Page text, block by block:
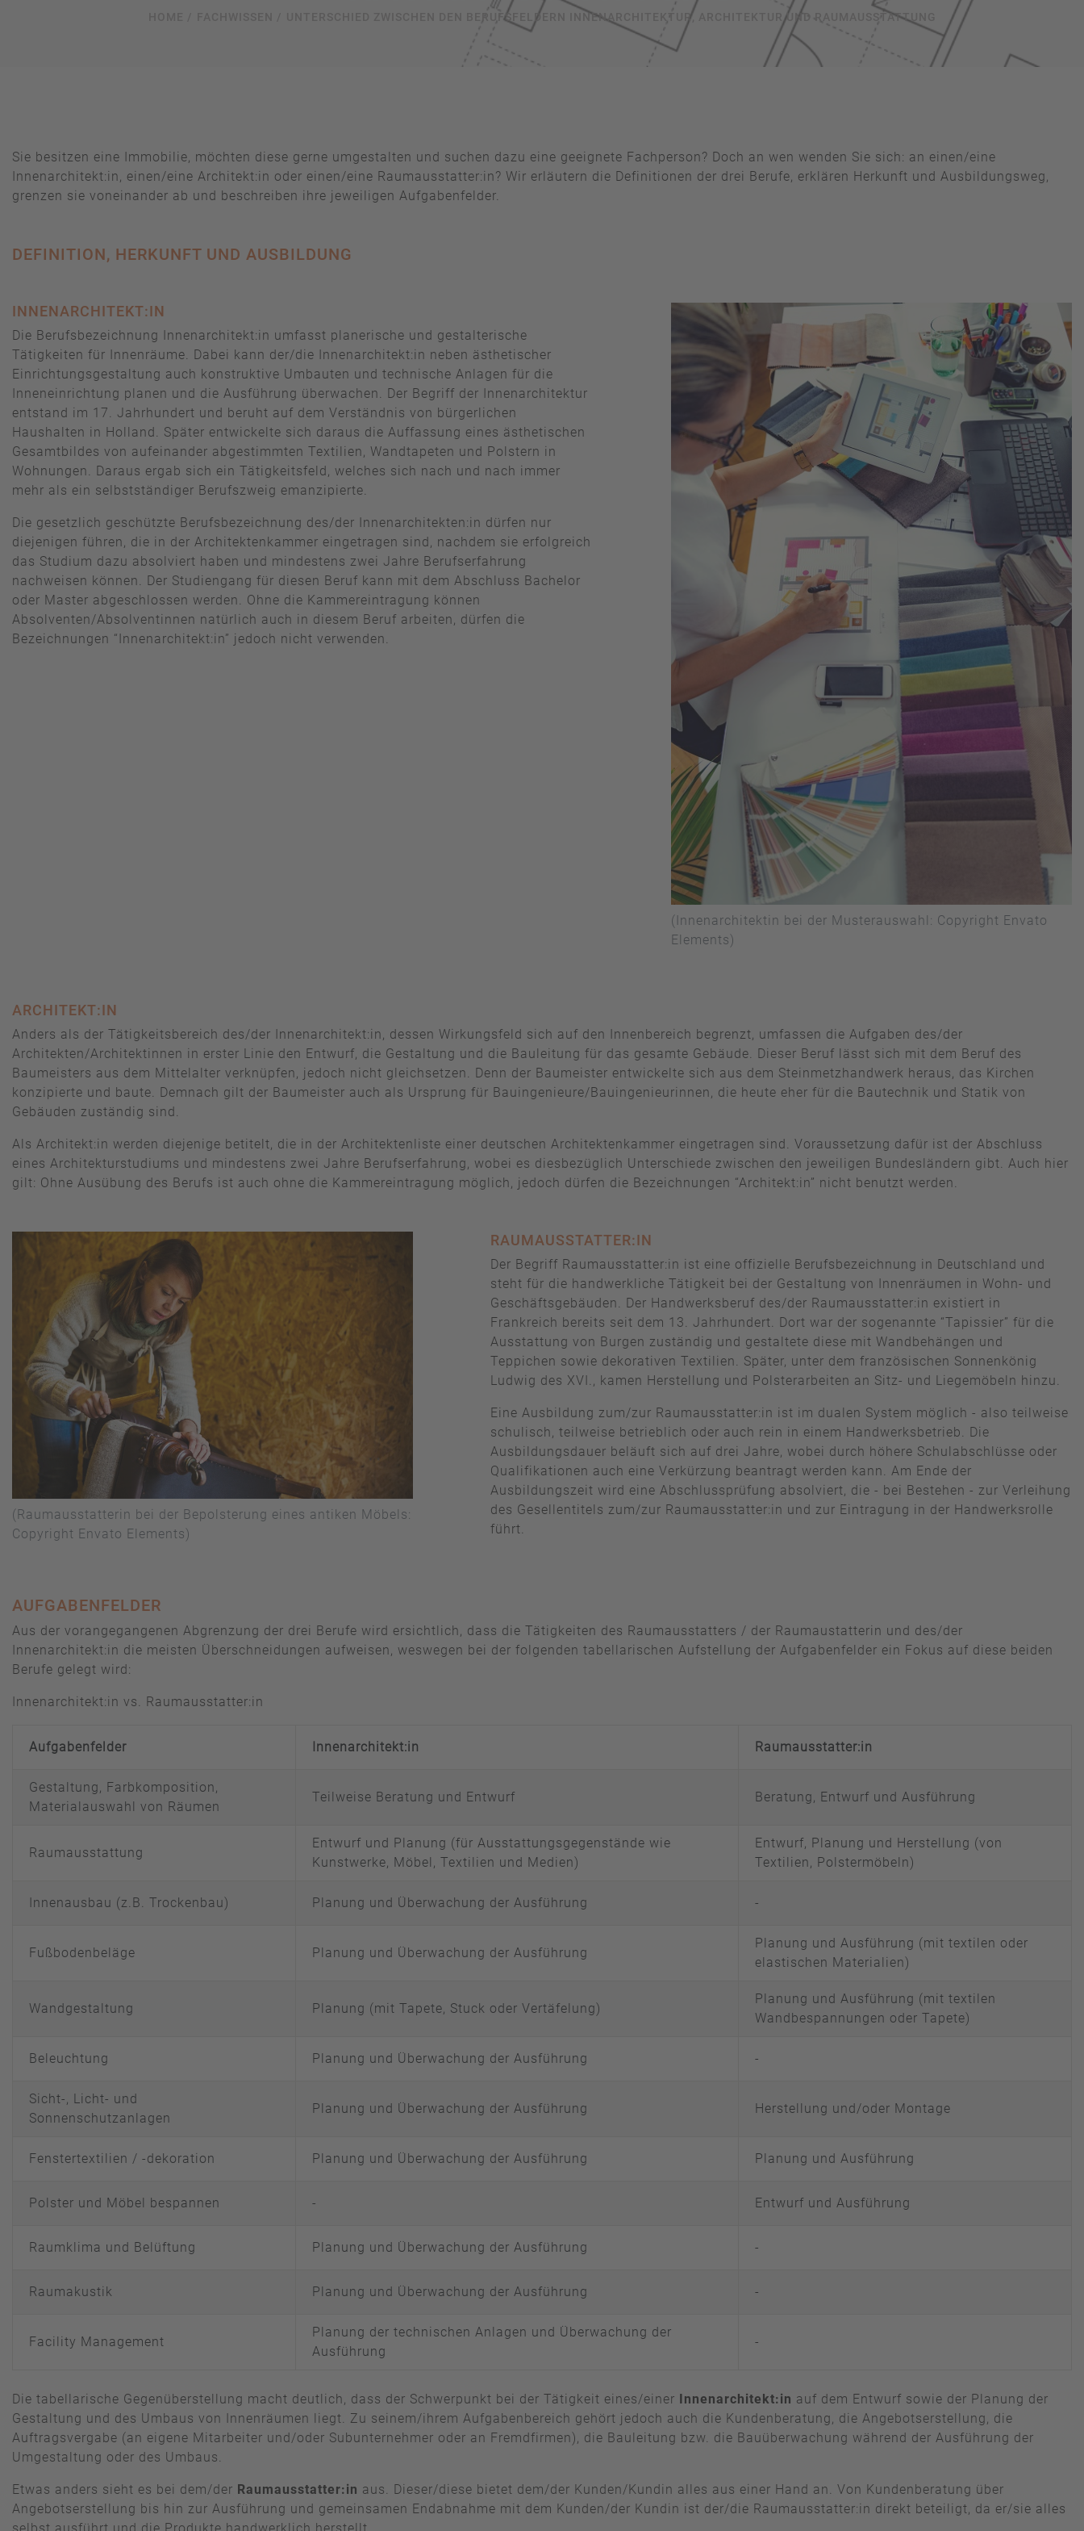
UNTERSCHIED ZWISCHEN DEN BERUFSFELDERN INNENARCHITEKTUR, ARCHITEKTUR UND RAUMAUSSTATTUNG
Sie besitzen eine Immobilie, möchten diese gerne umgestalten und suchen dazu eine geeignete Fachperson? Doch an wen wenden Sie sich: an einen/eine
Innenarchitekt:in, einen/eine Architekt:in oder einen/eine Raumausstatter:in? Wir erläutern die Definitionen der drei Berufe, erklären Herkunft und Ausbildungsweg,
grenzen sie voneinander ab und beschreiben ihre jeweiligen Aufgabenfelder.
DEFINITION, HERKUNFT UND AUSBILDUNG
INNENARCHITEKT:IN
Die Berufsbezeichnung Innenarchitekt:in umfasst planerische und gestalterische
Tätigkeiten für Innenräume. Dabei kann der/die Innenarchitekt:in neben ästhetischer
Einrichtungsgestaltung auch konstruktive Umbauten und technische Anlagen für die
Inneneinrichtung planen und die Ausführung überwachen. Der Begriff der Innenarchitektur
entstand im 17. Jahrhundert und beruht auf dem Verständnis von bürgerlichen
Haushalten in Holland. Später entwickelte sich daraus die Auffassung eines ästhetischen
Gesamtbildes von aufeinander abgestimmten Textilien, Wandtapeten und Polstern in
Wohnungen. Daraus ergab sich ein Tätigkeitsfeld, welches sich nach und nach immer
mehr als ein selbstständiger Berufszweig emanzipierte.
Die gesetzlich geschützte Berufsbezeichnung des/der Innenarchitekten:in dürfen nur
diejenigen führen, die in der Architektenkammer eingetragen sind, nachdem sie erfolgreich
das Studium dazu absolviert haben und mindestens zwei Jahre Berufserfahrung
nachweisen können. Der Studiengang für diesen Beruf kann mit dem Abschluss Bachelor
oder Master abgeschlossen werden. Ohne die Kammereintragung können
Absolventen/Absolventinnen natürlich auch in diesem Beruf arbeiten, dürfen die
Bezeichnungen “Innenarchitekt:in” jedoch nicht verwenden.
(Innenarchitektin bei der Musterauswahl: Copyright Envato
Elements)
ARCHITEKT:IN
Anders als der Tätigkeitsbereich des/der Innenarchitekt:in, dessen Wirkungsfeld sich auf den Innenbereich begrenzt, umfassen die Aufgaben des/der
Architekten/Architektinnen in erster Linie den Entwurf, die Gestaltung und die Bauleitung für das gesamte Gebäude. Dieser Beruf lässt sich mit dem Beruf des
Baumeisters aus dem Mittelalter verknüpfen, jedoch nicht gleichsetzen. Denn der Baumeister entwickelte sich aus dem Steinmetzhandwerk heraus, das Kirchen
konzipierte und baute. Demnach gilt der Baumeister auch als Ursprung für Bauingenieure/Bauingenieurinnen, die heute eher für die Bautechnik und Statik von
Gebäuden zuständig sind.
Als Architekt:in werden diejenige betitelt, die in der Architektenliste einer deutschen Architektenkammer eingetragen sind. Voraussetzung dafür ist der Abschluss
eines Architekturstudiums und mindestens zwei Jahre Berufserfahrung, wobei es diesbezüglich Unterschiede zwischen den jeweiligen Bundesländern gibt. Auch hier
gilt: Ohne Ausübung des Berufs ist auch ohne die Kammereintragung möglich, jedoch dürfen die Bezeichnungen “Architekt:in” nicht benutzt werden.
(Raumausstatterin bei der Bepolsterung eines antiken Möbels:
Copyright Envato Elements)
RAUMAUSSTATTER:IN
Der Begriff Raumausstatter:in ist eine offizielle Berufsbezeichnung in Deutschland und
steht für die handwerkliche Tätigkeit bei der Gestaltung von Innenräumen in Wohn- und
Geschäftsgebäuden. Der Handwerksberuf des/der Raumausstatter:in existiert in
Frankreich bereits seit dem 13. Jahrhundert. Dort war der sogenannte “Tapissier” für die
Ausstattung von Burgen zuständig und gestaltete diese mit Wandbehängen und
Teppichen sowie dekorativen Textilien. Später, unter dem französischen Sonnenkönig
Ludwig des XVI., kamen Herstellung und Polsterarbeiten an Sitz- und Liegemöbeln hinzu.
Eine Ausbildung zum/zur Raumausstatter:in ist im dualen System möglich - also teilweise
schulisch, teilweise betrieblich oder auch rein in einem Handwerksbetrieb. Die
Ausbildungsdauer beläuft sich auf drei Jahre, wobei durch höhere Schulabschlüsse oder
Qualifikationen auch eine Verkürzung beantragt werden kann. Am Ende der
Ausbildungszeit wird eine Abschlussprüfung absolviert, die - bei Bestehen - zur Verleihung
des Gesellentitels zum/zur Raumausstatter:in und zur Eintragung in der Handwerksrolle
führt.
AUFGABENFELDER
Aus der vorangegangenen Abgrenzung der drei Berufe wird ersichtlich, dass die Tätigkeiten des Raumausstatters / der Raumaustatterin und des/der
Innenarchitekt:in die meisten Überschneidungen aufweisen, weswegen bei der folgenden tabellarischen Aufstellung der Aufgabenfelder ein Fokus auf diese beiden
Berufe gelegt wird:
Innenarchitekt:in vs. Raumausstatter:in
Aufgabenfelder Innenarchitekt:in Raumausstatter:in
Gestaltung, Farbkomposition,
Materialauswahl von Räumen
Teilweise Beratung und Entwurf Beratung, Entwurf und Ausführung
Raumausstattung
Entwurf und Planung (für Ausstattungsgegenstände wie
Kunstwerke, Möbel, Textilien und Medien)
Entwurf, Planung und Herstellung (von
Textilien, Polstermöbeln)
Innenausbau (z.B. Trockenbau) Planung und Überwachung der Ausführung -
Fußbodenbeläge Planung und Überwachung der Ausführung
Planung und Ausführung (mit textilen oder
elastischen Materialien)
Wandgestaltung Planung (mit Tapete, Stuck oder Vertäfelung)
Planung und Ausführung (mit textilen
Wandbespannungen oder Tapete)
Beleuchtung Planung und Überwachung der Ausführung -
Sicht-, Licht- und
Sonnenschutzanlagen
Planung und Überwachung der Ausführung Herstellung und/oder Montage
Fenstertextilien / -dekoration Planung und Überwachung der Ausführung Planung und Ausführung
Polster und Möbel bespannen - Entwurf und Ausführung
Raumklima und Belüftung Planung und Überwachung der Ausführung -
Raumakustik Planung und Überwachung der Ausführung -
Facility Management
Planung der technischen Anlagen und Überwachung der
Ausführung
-
Die tabellarische Gegenüberstellung macht deutlich, dass der Schwerpunkt bei der Tätigkeit eines/einer Innenarchitekt:in auf dem Entwurf sowie der Planung der
Gestaltung und des Umbaus von Innenräumen liegt. Zu seinem/ihrem Aufgabenbereich gehört jedoch auch die Kundenberatung, die Angebotserstellung, die
Auftragsvergabe (an eigene Mitarbeiter und/oder Subunternehmer oder an Fremdfirmen), die Bauleitung bzw. die Bauüberwachung während der Ausführung der
Umgestaltung oder des Umbaus.
Etwas anders sieht es bei dem/der Raumausstatter:in aus. Dieser/diese bietet dem/der Kunden/Kundin alles aus einer Hand an. Von Kundenberatung über
Angebotserstellung bis hin zur Ausführung und gemeinsamen Endabnahme mit dem Kunden/der Kundin ist der/die Raumausstatter:in direkt beteiligt, da er/sie alles